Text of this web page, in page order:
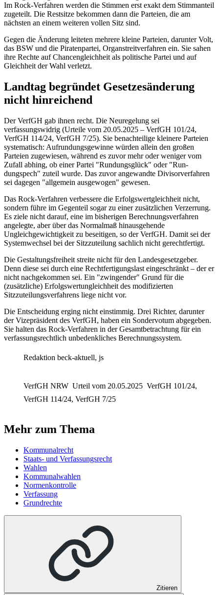
Im Rock-Verfahren werden die Stimmen erst exakt dem Stimmanteil
zugeteilt. Die Restsitze bekommen dann die Parteien, die am
nächsten an einem weiteren vollen Sitz sind.
Gegen die Änderung leiteten mehrere kleine Parteien, darunter Volt,
das BSW und die Piratenpartei, Organstreitverfahren ein. Sie sahen
ihre Rechte auf Chancen­gleichheit als politische Partei und auf
Gleichheit der Wahl verletzt.
Landtag begründet Gesetzesänderung
nicht hinreichend
Der VerfGH gab ihnen recht. Die Neuregelung sei
verfassungswidrig (Urteile vom 20.05.2025 – VerfGH 101/24,
VerfGH 114/24, VerfGH 7/25). Sie benachteilige kleinere Parteien
systematisch: Aufrundungsgewinne würden allein den großen
Parteien zugewiesen, während es zuvor mehr oder weniger vom
Zufall abhing, ob einer Partei ″Rundungsglück″ oder ″Run­
dungspech″ zuteil wurde. Das zuvor angewandte Divisorverfahren
sei dagegen "allgemein ausgewogen" gewesen.
Das Rock-Verfahren verbessere die Erfolgswertgleichheit nicht,
sondern führe im Gegenteil sogar zu einer zusätzlichen Verzerrung.
Es ziele nicht darauf, eine im bisherigen Berechnungsverfah­ren
angelegte, aber über das Normalmaß hinausgehende
Ungleichgewichtigkeit zu beseitigen, so der VerfGH. Damit sei der
Systemwechsel bei der Sitzzuteilung sachlich nicht gerechtfertigt.
Die Gestaltungsfreiheit streite nicht für den Landesgesetzgeber.
Denn diese sei durch eine Rechtfertigungslast eingeschränkt – der er
nicht nachgekommen sei. Ein ″zwingen­der″ Grund für die
(zusätzliche) Erfolgswertungleichheit des modifizierten
Sitzzuteilungsverfahrens liege nicht vor.
Die Entscheidung erging nicht einstimmig. Drei Richter, darunter
der Vizepräsident des VerfGH, haben ein Sondervotum abgegeben.
Sie halten das Rock-Verfahren in der Gesamtbetrachtung für ein
verfassungsrechtlich unbedenkliches Berechnungssystem.
Redaktion beck-aktuell, js
VerfGH NRW Urteil vom 20.05.2025 VerfGH 101/24,
VerfGH 114/24, VerfGH 7/25
Mehr zum Thema
Kommunalrecht
Staats- und Verfassungsrecht
Wahlen
Kommunalwahlen
Normenkontrolle
Verfassung
Grundrechte
Zitieren